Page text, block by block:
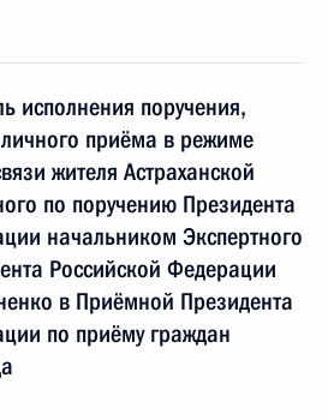
исполнения поручения,
приёма в режиме
жителя Астраханской
по поручению Президента
начальником Экспертного
Российской Федерации
в Приёмной Президента
по приёму граждан